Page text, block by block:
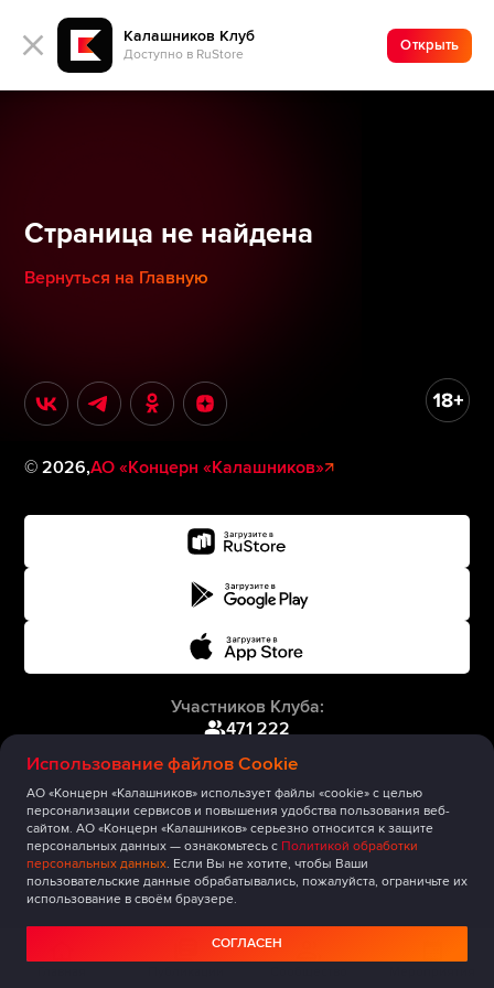
Калашников Клуб
Доступно в RuStore
Открыть
Использование файлов Cookie
АО «Концерн «Калашников» использует файлы «cookie» с целью
персонализации сервисов и повышения удобства пользования веб-
сайтом. АО «Концерн «Калашников» серьезно относится к защите
персональных данных — ознакомьтесь с Политикой обработки
персональных данных. Если Вы не хотите, чтобы Ваши
пользовательские данные обрабатывались, пожалуйста, ограничьте их
использование в своём браузере.
СОГЛАСЕН
Страница не найдена
Вернуться на Главную
©2026,АО «Концерн «Калашников»
Участников Клуба:
471 222